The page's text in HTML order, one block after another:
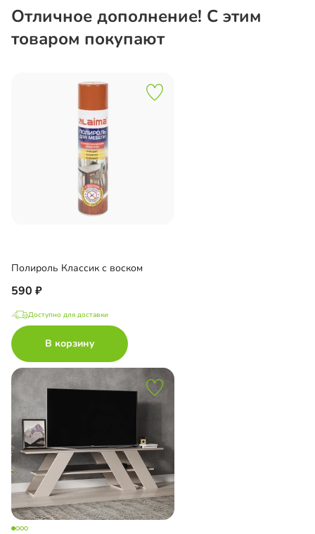
Отличное дополнение! С этим
товаром покупают
Полироль Классик с воском
590
Доступно для доставки
В корзину